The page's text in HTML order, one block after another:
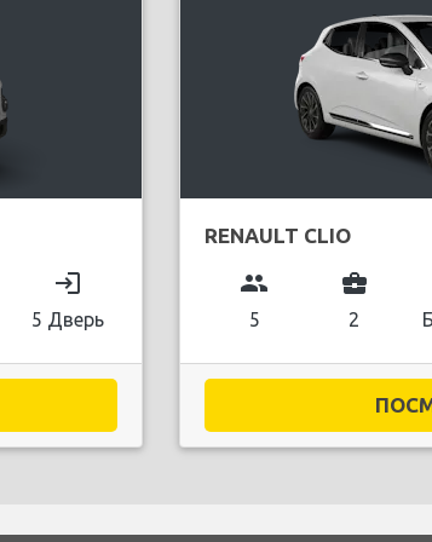
login
5 Дверь
RENAULT CLIO
group
5
business_center
2